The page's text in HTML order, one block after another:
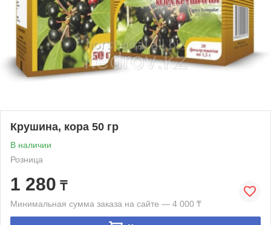
Крушина, кора 50 гр
В наличии
Розница
1 280 ₸
Минимальная сумма заказа на сайте — 4 000 ₸